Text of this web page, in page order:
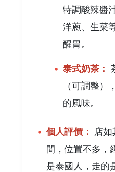
特調酸辣醬
洋蔥、生菜
醒胃。
泰式奶茶：
（可調整）
的風味。
個人評價：
店
間，位置不多，
是泰國人，走的